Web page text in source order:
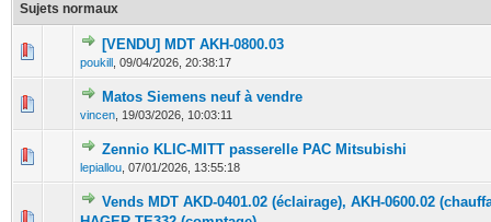
Sujets normaux
[VENDU] MDT AKH-0800.03
poukill 09/04/2026, 20:38:17
0 Votes - 0 sur 5 en moyenne
12 345
Matos Siemens neuf à vendre
vincen 19/03/2026, 10:03:11
0 Votes - 0 sur 5 en moyenne
1234 5
Zennio KLIC-MITT passerelle PAC Mitsubishi
lepiallou 07/01/2026, 13:55:18
0 Votes - 0 sur 5 en moyenne
1234 5
Vends MDT AKD-0401.02 (éclairage), AKH-0600.02
0 Votes - 0 sur 5 en moyenne
12345